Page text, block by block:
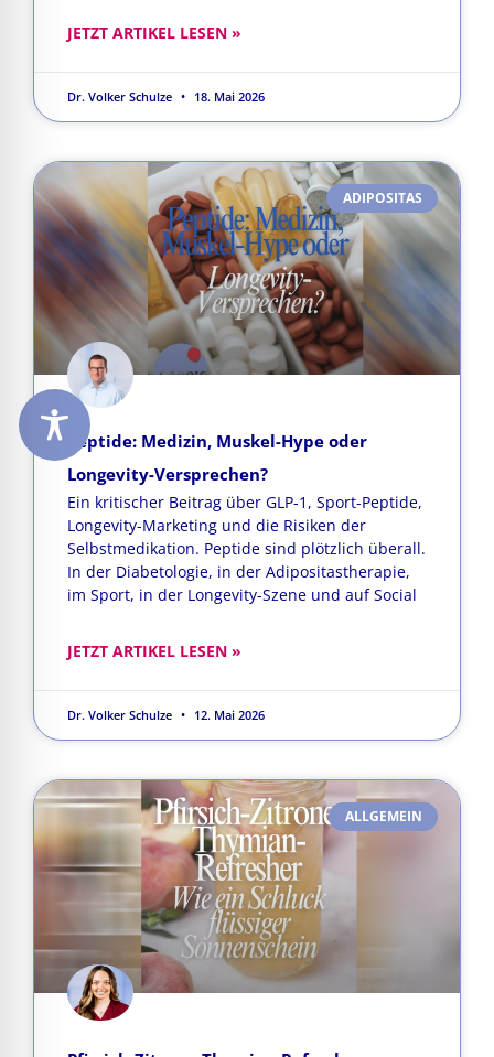
JETZT ARTIKEL LESEN »
Dr. Volker Schulze 18. Mai 2026
ADIPOSITAS
Peptide: Medizin, Muskel-Hype oder
Longevity-Versprechen?
Ein kritischer Beitrag über GLP-1, Sport-Peptide,
Longevity-Marketing und die Risiken der
Selbstmedikation. Peptide sind plötzlich überall.
In der Diabetologie, in der Adipositastherapie,
im Sport, in der Longevity-Szene und auf Social
JETZT ARTIKEL LESEN »
Dr. Volker Schulze 12. Mai 2026
ALLGEMEIN